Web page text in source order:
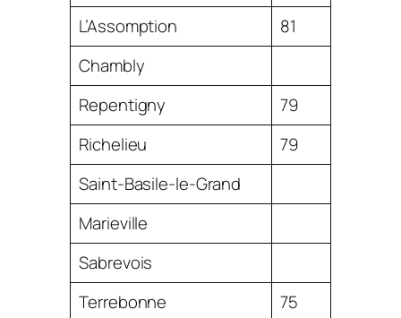
L’Assomption
81
Chambly
Repentigny
79
Richelieu
79
Saint-Basile-le-Grand
Marieville
Sabrevois
Terrebonne
75